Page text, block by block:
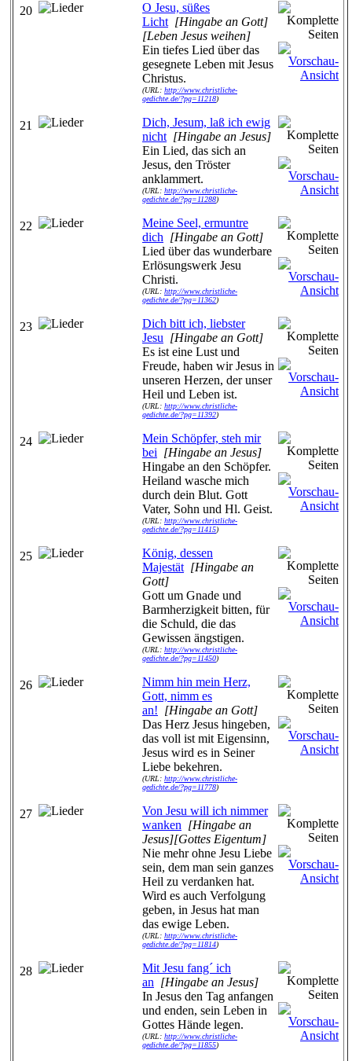
20
O Jesu, süßes
Licht [Hingabe an Gott]
[Leben Jesus weihen]
Ein tiefes Lied über das
gesegnete Leben mit Jesus
Christus.
(URL: http://www.christliche-
gedichte.de/?pg=11218)
21
Dich, Jesum, laß ich ewig
nicht [Hingabe an Jesus]
Ein Lied, das sich an
Jesus, den Tröster
anklammert.
(URL: http://www.christliche-
gedichte.de/?pg=11288)
22
Meine Seel, ermuntre
dich [Hingabe an Gott]
Lied über das wunderbare
Erlösungswerk Jesu
Christi.
(URL: http://www.christliche-
gedichte.de/?pg=11362)
23
Dich bitt ich, liebster
Jesu [Hingabe an Gott]
Es ist eine Lust und
Freude, haben wir Jesus in
unseren Herzen, der unser
Heil und Leben ist.
(URL: http://www.christliche-
gedichte.de/?pg=11392)
24
Mein Schöpfer, steh mir
bei [Hingabe an Jesus]
Hingabe an den Schöpfer.
Heiland wasche mich
durch dein Blut. Gott
Vater, Sohn und Hl. Geist.
(URL: http://www.christliche-
gedichte.de/?pg=11415)
25
König, dessen
Majestät [Hingabe an
Gott]
Gott um Gnade und
Barmherzigkeit bitten, für
die Schuld, die das
Gewissen ängstigen.
(URL: http://www.christliche-
gedichte.de/?pg=11450)
26
Nimm hin mein Herz,
Gott, nimm es
an! [Hingabe an Gott]
Das Herz Jesus hingeben,
das voll ist mit Eigensinn,
Jesus wird es in Seiner
Liebe bekehren.
(URL: http://www.christliche-
gedichte.de/?pg=11778)
27
Von Jesu will ich nimmer
wanken [Hingabe an
Jesus][Gottes Eigentum]
Nie mehr ohne Jesu Liebe
sein, dem man sein ganzes
Heil zu verdanken hat.
Wird es auch Verfolgung
geben, in Jesus hat man
das ewige Leben.
(URL: http://www.christliche-
gedichte.de/?pg=11814)
28
Mit Jesu fang´ ich
an [Hingabe an Jesus]
In Jesus den Tag anfangen
und enden, sein Leben in
Gottes Hände legen.
(URL: http://www.christliche-
gedichte.de/?pg=11855)